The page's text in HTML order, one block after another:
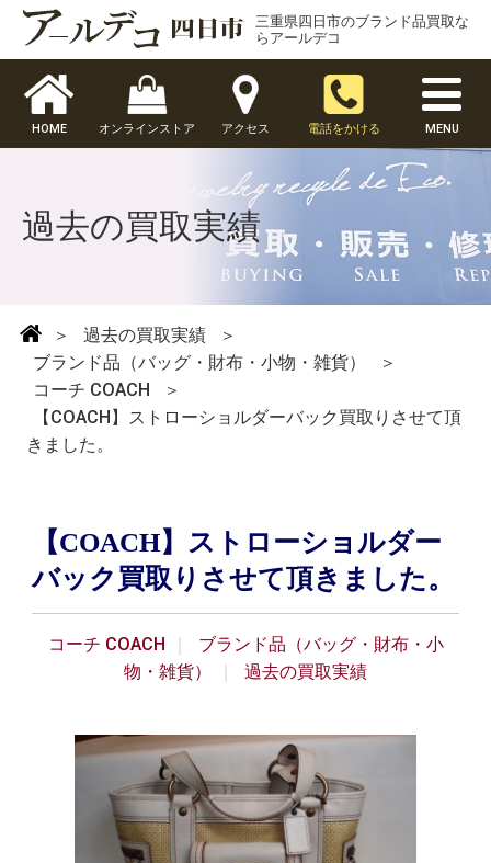
三重県四日市のブランド品買取な
らアールデコ
HOME オンラインストア アクセス 電話をかける MENU
過去の買取実績
＞ 過去の買取実績
＞
ブランド品（バッグ・財布・小物・雑貨）
＞
コーチ COACH
＞
【COACH】ストローショルダーバック買取りさせて頂
きました。
【COACH】ストローショルダー
バック買取りさせて頂きました。
コーチ COACH
ブランド品（バッグ・財布・小
物・雑貨）
過去の買取実績